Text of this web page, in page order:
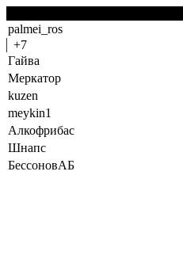
palmei_ros
+7
Гайва
Меркатор
kuzen
meykin1
Алкофрибас
Шнапс
БессоновАБ